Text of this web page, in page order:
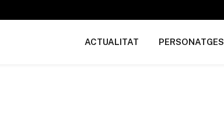
ACTUALITAT PERSONATGES